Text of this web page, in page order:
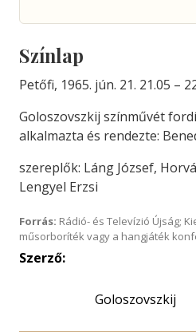
Színlap
Petőfi, 1965. jún. 21. 21.05 –
Goloszovszkij színművét
alkalmazta és rendezte:
szereplők: Láng József,
Lengyel Erzsi
Forrás: Rádió- és Televízió Újság;
műsorboríték vagy a hangjáték
Szerző:
Goloszovszkij